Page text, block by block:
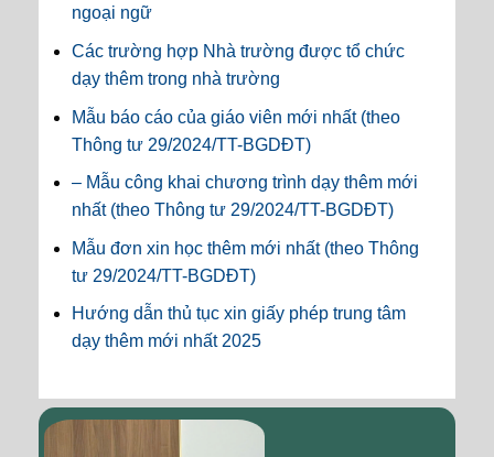
ngoại ngữ
Các trường hợp Nhà trường được tổ chức
dạy thêm trong nhà trường
Mẫu báo cáo của giáo viên mới nhất (theo
Thông tư 29/2024/TT-BGDĐT)
– Mẫu công khai chương trình dạy thêm mới
nhất (theo Thông tư 29/2024/TT-BGDĐT)
Mẫu đơn xin học thêm mới nhất (theo Thông
tư 29/2024/TT-BGDĐT)
Hướng dẫn thủ tục xin giấy phép trung tâm
dạy thêm mới nhất 2025